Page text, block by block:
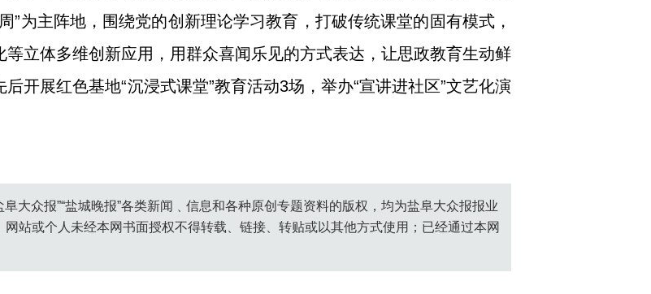
”为主阵地，围绕党的创新理论学习教育，打破传统课堂的固有模式，
立体多维创新应用，用群众喜闻乐见的方式表达，让思政教育生动鲜
开展红色基地“沉浸式课堂”教育活动3场，举办“宣讲进社区”文艺化演
大众报”“盐城晚报”各类新闻﹑信息和各种原创专题资料的版权，均为盐阜大众报报业
站或个人未经本网书面授权不得转载、链接、转贴或以其他方式使用；已经通过本网